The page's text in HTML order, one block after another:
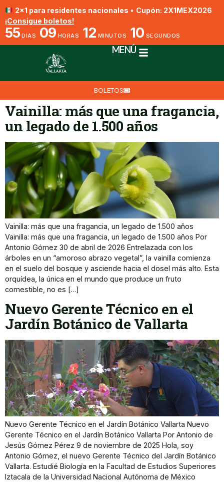
2x1 para residentes nacionales • Cupón: 2X1MEX2026
¡Consigue boletos!
55 DÍAS 09 HORAS 12 MINUTOS 10 SEGUNDOS
MENÚ
BOLETOS
Vainilla: más que una fragancia,
un legado de 1.500 años
Vainilla: más que una fragancia, un legado de 1.500 años
Vainilla: más que una fragancia, un legado de 1.500 años Por
Antonio Gómez 30 de abril de 2026 Entrelazada con los
árboles en un “amoroso abrazo vegetal”, la vainilla comienza
en el suelo del bosque y asciende hacia el dosel más alto. Esta
orquídea, la única en el mundo que produce un fruto
comestible, no es […]
Nuevo Gerente Técnico en el
Jardín Botánico de Vallarta
Nuevo Gerente Técnico en el Jardín Botánico Vallarta Nuevo
Gerente Técnico en el Jardín Botánico Vallarta Por Antonio de
Jesús Gómez Pérez 9 de noviembre de 2025 Hola, soy
Antonio Gómez, el nuevo Gerente Técnico del Jardín Botánico
Vallarta. Estudié Biología en la Facultad de Estudios Superiores
Iztacala de la Universidad Nacional Autónoma de México